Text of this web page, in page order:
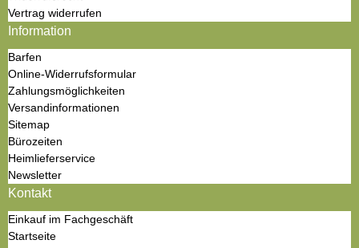
Vertrag widerrufen
Information
Barfen
Online-Widerrufsformular
Zahlungsmöglichkeiten
Versandinformationen
Sitemap
Bürozeiten
Heimlieferservice
Newsletter
Kontakt
Einkauf im Fachgeschäft
Startseite